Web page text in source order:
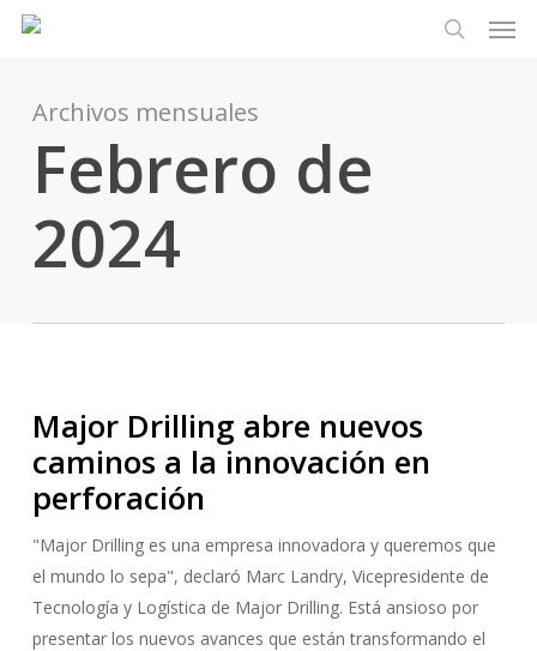
principalArchivos mensuales
Febrero de
2024
Major Drilling abre nuevos
caminos a la innovación en
perforación
"Major Drilling es una empresa innovadora y queremos que
el mundo lo sepa", declaró Marc Landry, Vicepresidente de
Tecnología y Logística de Major Drilling. Está ansioso por
presentar los nuevos avances que están transformando el